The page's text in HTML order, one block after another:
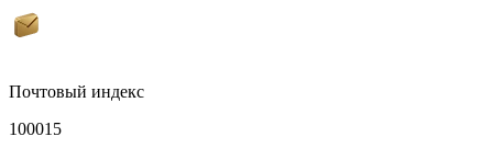
Почтовый индекс
100015